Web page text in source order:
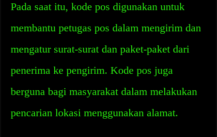
Pada saat itu, kode pos digunakan untuk
membantu petugas pos dalam mengirim dan
mengatur surat-surat dan paket-paket dari
penerima ke pengirim. Kode pos juga
berguna bagi masyarakat dalam melakukan
pencarian lokasi menggunakan alamat.